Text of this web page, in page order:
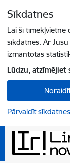
Sīkdatnes
Lai šī tīmekļvietne
sīkdatnes. Ar
izmantotas
Lūdzu, atzīmējiet
Noraidīt
Pārvaldīt sīkdatnes